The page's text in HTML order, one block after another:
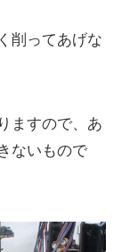
削ってあげな
ますので、あ
ないもので